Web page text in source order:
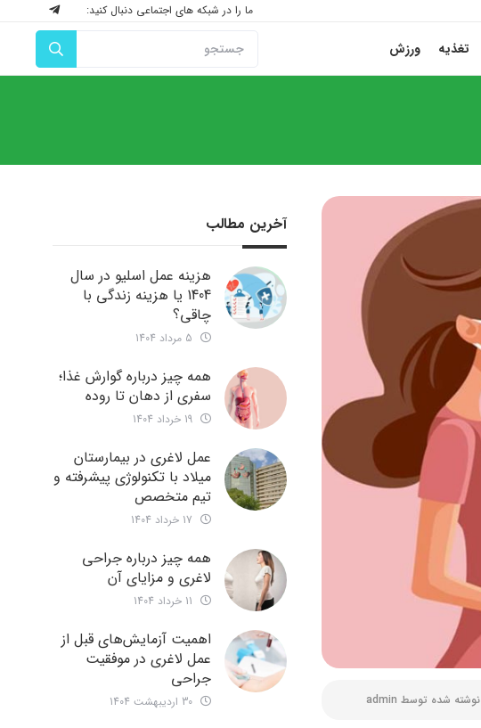
ما را در شبکه های اجتماعی دنبال کنید:
تغذیه ورزش
نوشته شده توسط admin
آخرین مطالب
هزینه عمل اسلیو در سال
1404 یا هزینه زندگی با
چاقی؟
همه چیز درباره گوارش غذا؛
سفری از دهان تا روده
عمل لاغری در بیمارستان
میلاد با تکنولوژی پیشرفته و
تیم متخصص
همه چیز درباره جراحی
لاغری و مزایای آن
اهمیت آزمایش‌های قبل از
عمل لاغری در موفقیت
جراحی